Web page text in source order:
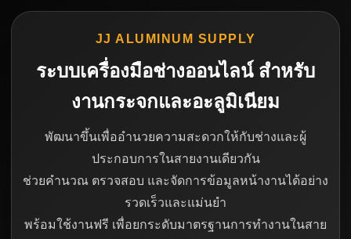
JJ ALUMINUM SUPPLY
ระบบเครื่องมือช่างออนไลน์ สำหรับ
งานกระจกและอะลูมิเนียม
พัฒนาขึ้นเพื่ออำนวยความสะดวกให้กับช่างและผู้
ประกอบการในสายงานเดียวกัน
ช่วยคำนวณ ตรวจสอบ และจัดการข้อมูลหน้างานได้อย่าง
รวดเร็วและแม่นยำ
พร้อมใช้งานฟรี เพื่อยกระดับมาตรฐานการทำงานในสาย